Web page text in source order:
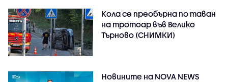
Кола се преобърна по таван
на тротоар във Велико
Търново (СНИМКИ)
Новините на NOVA NEWS